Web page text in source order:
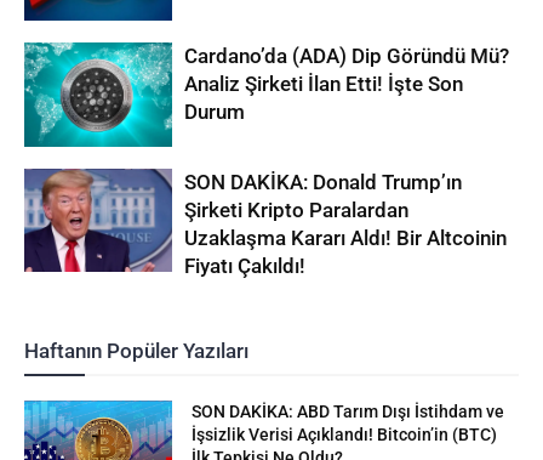
Cardano’da (ADA) Dip Göründü Mü?
Analiz Şirketi İlan Etti! İşte Son
Durum
SON DAKİKA: Donald Trump’ın
Şirketi Kripto Paralardan
Uzaklaşma Kararı Aldı! Bir Altcoinin
Fiyatı Çakıldı!
Haftanın Popüler Yazıları
SON DAKİKA: ABD Tarım Dışı İstihdam ve
İşsizlik Verisi Açıklandı! Bitcoin’in (BTC)